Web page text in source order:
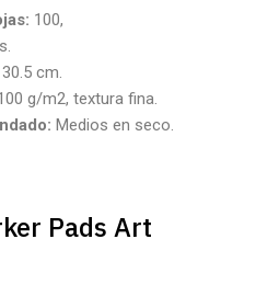
100,
cm.
g/m2, textura fina.
Medios en seco.
Pads Art